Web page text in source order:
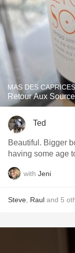
MAS DES CAPRICES
Retour Aux
Ted
Beautiful. Bigger
having some age
with Jeni
Steve Raul and 5